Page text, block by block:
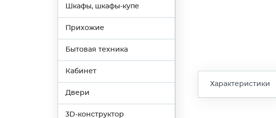
Шкафы, шкафы-купе
Прихожие
Бытовая техника
Кабинет
Двери
3D-конструктор
Характеристики